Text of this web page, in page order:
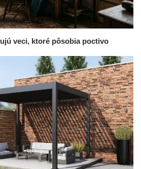
veci, ktoré pôsobia poctivo